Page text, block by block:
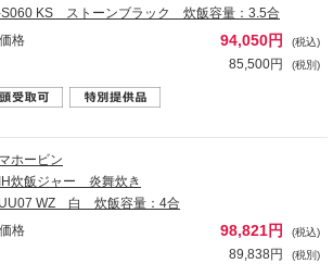
KS ストーンブラック 炊飯容量：3.5合
格
94,050円 (税込)
85,500円 (税別)
ホービン
炊飯ジャー 炎舞炊き
WZ 白 炊飯容量：4合
格
98,821円 (税込)
89,838円 (税別)